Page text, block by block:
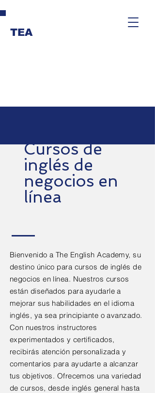
TEA
Cursos de
inglés de
negocios en
línea
Bienvenido a The English Academy, su
destino único para cursos de inglés de
negocios en línea. Nuestros cursos
están diseñados para ayudarle a
mejorar sus habilidades en el idioma
inglés, ya sea principiante o avanzado.
Con nuestros instructores
experimentados y certificados,
recibirás atención personalizada y
comentarios para ayudarte a alcanzar
tus objetivos. Ofrecemos una variedad
de cursos, desde inglés general hasta